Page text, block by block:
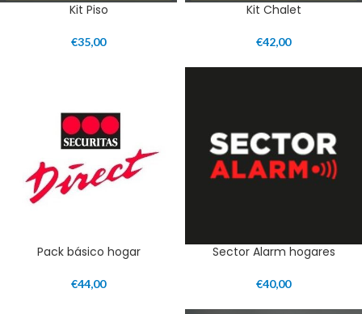
Kit Piso
€35,00
Kit Chalet
€42,00
Pack básico hogar
€44,00
Sector Alarm hogares
€40,00